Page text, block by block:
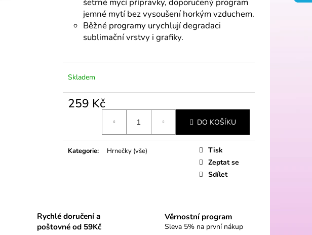
šetrné mycí přípravky, doporučený program
jemné mytí bez vysoušení horkým vzduchem.
Běžné programy urychlují degradaci
sublimační vrstvy i grafiky.
Skladem
259 Kč
DO KOŠÍKU
Kategorie: Hrnečky (vše)
Tisk
Zeptat se
Sdílet
Rychlé doručení a
poštovné od 59Kč
Věrnostní program
Sleva 5% na první nákup